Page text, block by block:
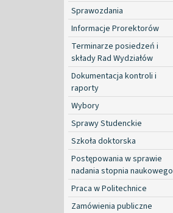
Sprawozdania
Informacje Prorektorów
Terminarze posiedzeń i
składy Rad Wydziałów
Dokumentacja kontroli i
raporty
Wybory
Sprawy Studenckie
Szkoła doktorska
Postępowania w sprawie
nadania stopnia naukowego
Praca w Politechnice
Zamówienia publiczne